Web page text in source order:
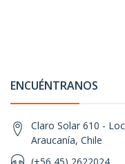
ENCUÉNTRANOS
Claro Solar 610 -
Araucanía, Chile